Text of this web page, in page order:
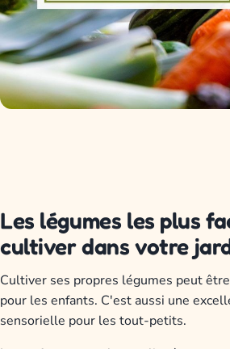
Les légumes les plus
cultiver dans votre
Cultiver ses propres légumes peut
pour les enfants. C'est aussi une
sensorielle pour les tout-petits.